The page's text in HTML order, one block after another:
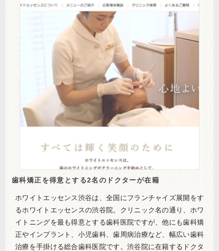
歯科矯正を得意とする2名のドクターが在籍
ホワイトエッセンス渋谷は、全国にフランチャイズ展開をす
るホワイトエッセンスの渋谷院。クリニック名の通り、ホワ
イトニングを最も得意とする歯科医院ですが、他にも歯科矯
正やインプラント、小児歯科、歯周病治療など、幅広い歯科
治療を手掛ける総合歯科医院です。渋谷院に在籍するドクタ